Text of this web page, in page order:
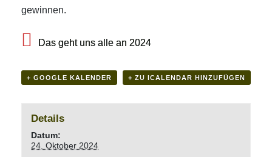
gewinnen.
Das geht uns alle an 2024
+ GOOGLE KALENDER + ZU ICALENDAR HINZUFÜGEN
Details
Datum:
24. Oktober 2024